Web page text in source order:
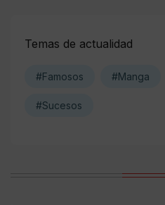
Temas de actualidad
#Famosos #Manga
#Sucesos